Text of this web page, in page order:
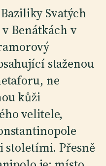
Svatých
v Benátkách v
staženou
ne
kůži
velitele,
stoletími. Přesně